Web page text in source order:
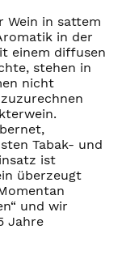
Wein in sattem
in der
einem diffusen
stehen in
nicht
Tabak- und
ist
überzeugt
und wir
Jahre